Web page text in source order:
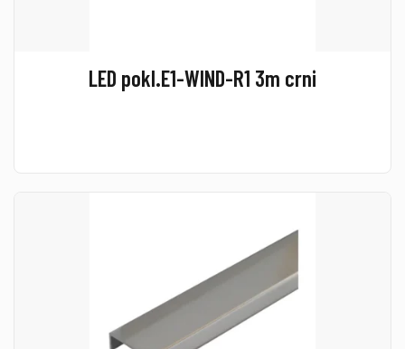
LED pokl.E1-WIND-R1 3m crni